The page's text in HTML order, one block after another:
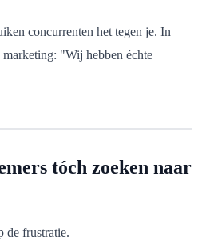
concurrenten het tegen je. In
"Wij hebben échte
tóch zoeken naar
de frustratie.